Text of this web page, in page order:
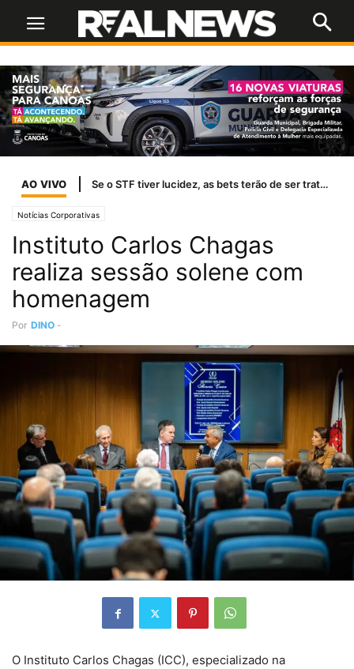
AO VIVO Se o STF tiver lucidez, as bets terão de ser tratadas como jogo de azar
Notícias Corporativas
Instituto Carlos Chagas
realiza sessão solene com
homenagem
Por DINO -
O Instituto Carlos Chagas (ICC), especializado na